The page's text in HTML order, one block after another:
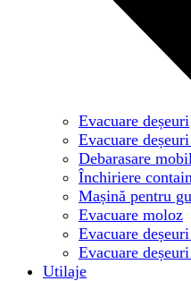
Evacuare deșeuri
Evacuare
Debarasare
Închiriere
Mașină pentru
Evacuare moloz
Evacuare
Evacuare
Utilaje